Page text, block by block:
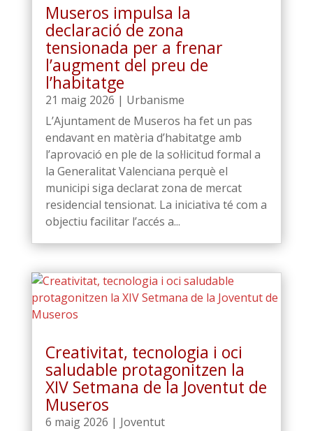
Museros impulsa la
declaració de zona
tensionada per a frenar
l’augment del preu de
l’habitatge
21 maig 2026 | Urbanisme
L’Ajuntament de Museros ha fet un pas
endavant en matèria d’habitatge amb
l’aprovació en ple de la sol·licitud formal a
la Generalitat Valenciana perquè el
municipi siga declarat zona de mercat
residencial tensionat. La iniciativa té com a
objectiu facilitar l’accés a...
Creativitat, tecnologia i oci
saludable protagonitzen la
XIV Setmana de la Joventut de
Museros
6 maig 2026 | Joventut